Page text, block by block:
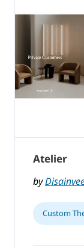
Atelier
by
Custom